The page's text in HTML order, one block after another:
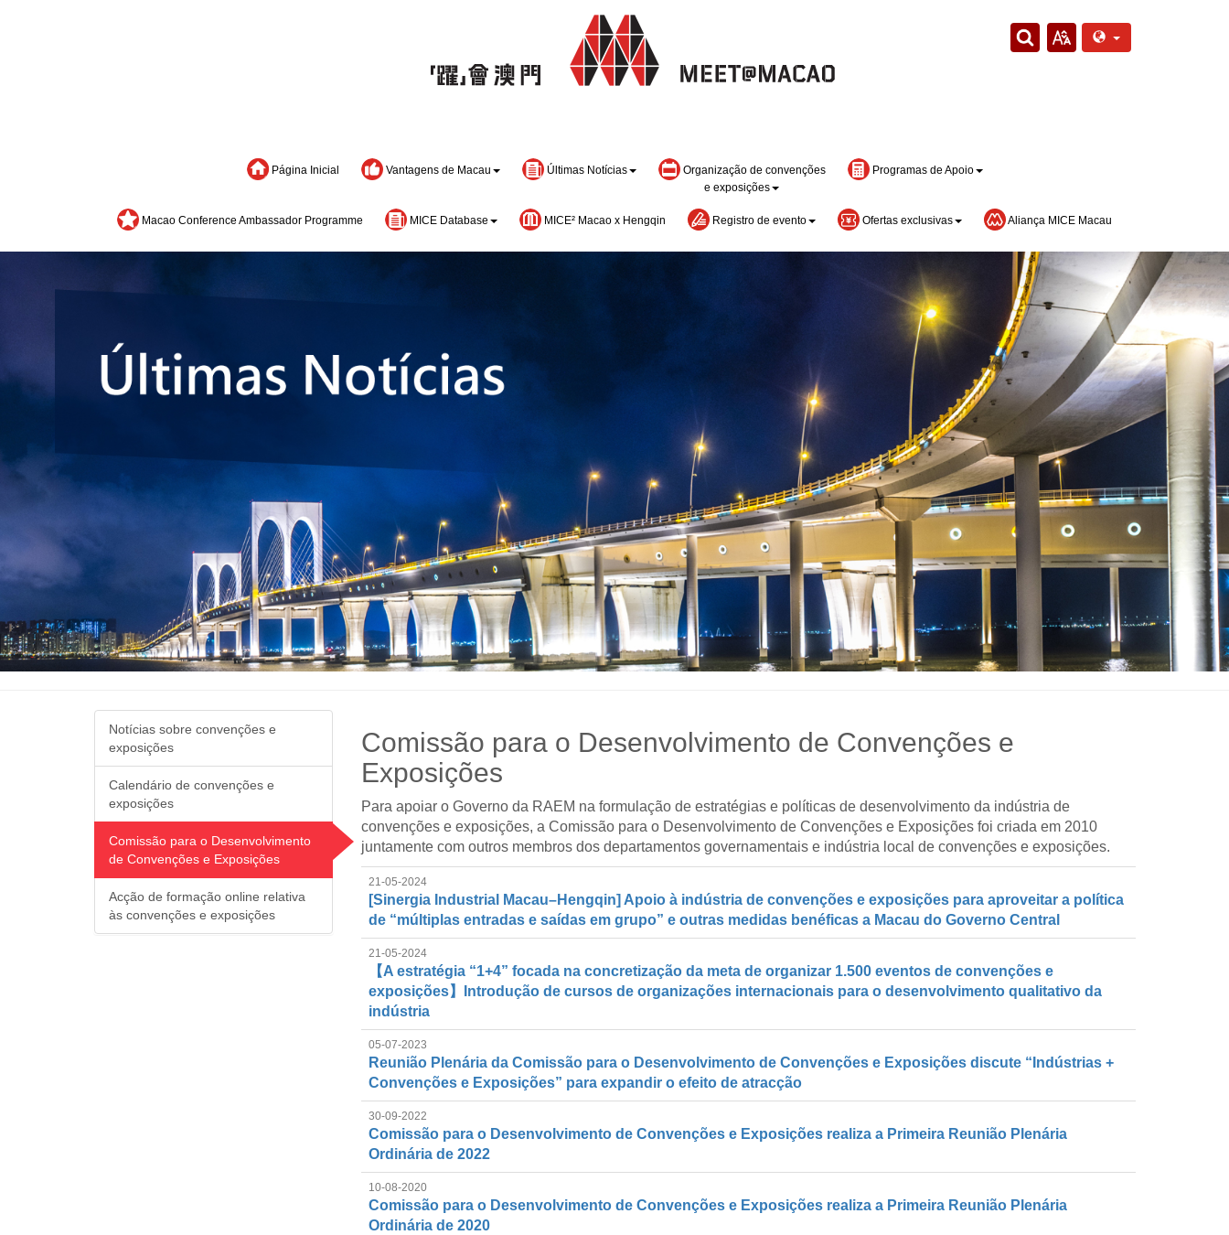
Página Inicial Vantagens de Macau Últimas Notícias
Organização de convenções
e exposições
Programas de Apoio
Macao Conference Ambassador Programme MICE Database MICE² Macao x Hengqin Registro de evento Ofertas exclusivas Aliança MICE Macau
Notícias sobre convenções e
exposições
Calendário de convenções e
exposições
Comissão para o Desenvolvimento
de Convenções e Exposições
Acção de formação online relativa
às convenções e exposições
Comissão para o Desenvolvimento de Convenções e
Exposições
Para apoiar o Governo da RAEM na formulação de estratégias e políticas de desenvolvimento da indústria de
convenções e exposições, a Comissão para o Desenvolvimento de Convenções e Exposições foi criada em 2010
juntamente com outros membros dos departamentos governamentais e indústria local de convenções e exposições.
21-05-2024
[Sinergia Industrial Macau–Hengqin] Apoio à indústria de convenções e exposições para aproveitar a política
de “múltiplas entradas e saídas em grupo” e outras medidas benéficas a Macau do Governo Central
21-05-2024
【A estratégia “1+4” focada na concretização da meta de organizar 1.500 eventos de convenções e
exposições】Introdução de cursos de organizações internacionais para o desenvolvimento qualitativo da
indústria
05-07-2023
Reunião Plenária da Comissão para o Desenvolvimento de Convenções e Exposições discute “Indústrias +
Convenções e Exposições” para expandir o efeito de atracção
30-09-2022
Comissão para o Desenvolvimento de Convenções e Exposições realiza a Primeira Reunião Plenária
Ordinária de 2022
10-08-2020
Comissão para o Desenvolvimento de Convenções e Exposições realiza a Primeira Reunião Plenária
Ordinária de 2020